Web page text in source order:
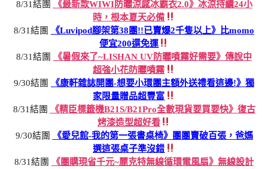
8/31結團
《最新款WIWI防曬涼感冰霸衣2.0》冰涼持續24小
時，根本夏天必備
8/31結團
《Luvipod腳架第38團!!已賣爆2千隻以上》比momo
便宜200還免運
8/31結團
《暑假來了~LISHAN UV防曬噴霧好需要》傳說中
超強小花防曬噴霧
9/30結團
《康軒雜誌開團-想要小環團主額外送禮看這邊!》獨
家限量贈品超豐富
8/31結團
《精臣標籤機B21S/B21Pro全數現貨要買要快》復古
烤漆造型超好看
9/30結團
《愛兒館-我的第一張書桌椅》團團賣破百張，爸媽
選這張桌子準沒錯
8/31結團
《團購現省千元~麗克特無線循環電風扇》無線設計